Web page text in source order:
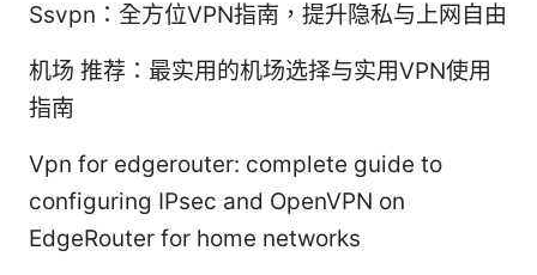
Ssvpn：全方位VPN指南，提升隐私与上网自由
机场 推荐：最实用的机场选择与实用VPN使用
指南
Vpn for edgerouter: complete guide to
configuring IPsec and OpenVPN on
EdgeRouter for home networks